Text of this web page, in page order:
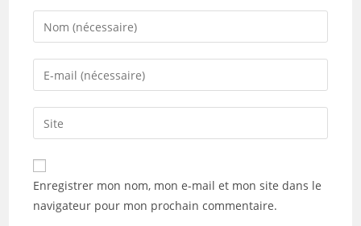
Enter
your
name
comment
Enter
your
email
address
comment
Saisir
l’URL
de
votre
(facultatif)
Enregistrer mon nom, mon e-mail et mon site dans le
navigateur pour mon prochain commentaire.